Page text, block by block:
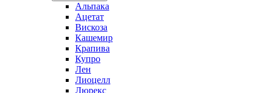
Альпака
Ацетат
Вискоза
Кашемир
Крапива
Купро
Лен
Лиоцелл
Люрекс